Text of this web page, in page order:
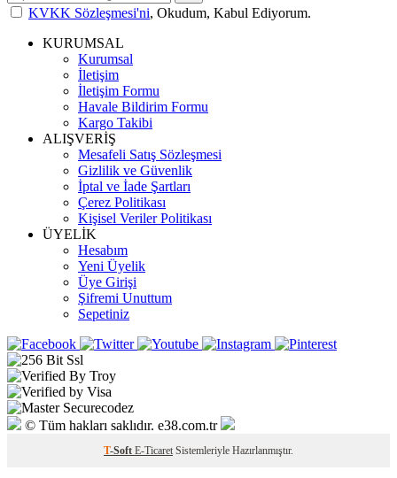
KVKK Sözleşmesi'ni, Okudum, Kabul Ediyorum.
KURUMSAL
Kurumsal
İletişim
İletişim Formu
Havale Bildirim Formu
Kargo Takibi
ALIŞVERİŞ
Mesafeli Satış Sözleşmesi
Gizlilik ve Güvenlik
İptal ve İade Şartları
Çerez Politikası
Kişisel Veriler Politikası
ÜYELİK
Hesabım
Yeni Üyelik
Üye Girişi
Şifremi Unuttum
Sepetiniz
© Tüm hakları saklıdır. e38.com.tr
T-Soft E-Ticaret Sistemleriyle Hazırlanmıştır.